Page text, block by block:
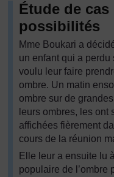
Étude de
possibilités
Mme Boukari a
un enfant qui a perdu
voulu leur faire
ombre. Un matin
ombre sur de
leurs ombres, les
affichées fièrement
cours de la réunion
Elle leur a ensuite lu
populaire de l’ombre